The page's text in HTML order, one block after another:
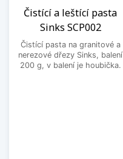
Čistící a leštící pasta
Sinks SCP002
Čistící pasta na granitové a
nerezové dřezy Sinks, balení
200 g, v balení je houbička.